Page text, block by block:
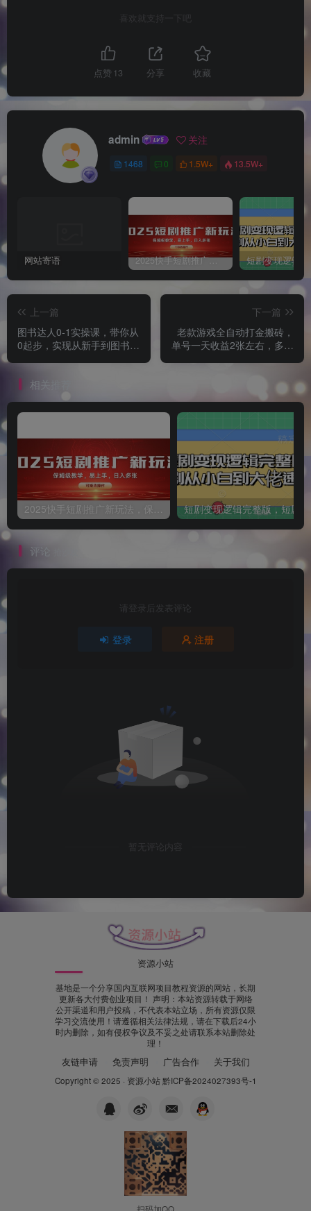
喜欢就支持一下吧
点赞 13 分享 收藏
admin 关注
1468 0 1.5W+ 13.5W+
网站寄语 2025快手短剧推广新玩法，保姆级教学，日入多张，可矩阵操作
上一篇
图书达人0-1实操课，带你从
0起步，实现从新手到图书达
下一篇
老款游戏全自动打金搬砖，
单号一天收益2张左右，多号
相关推荐
2025快手短剧推广新玩法，保姆级教学，日入多张，可矩阵操作
评论
请登录后发表评论
登录 注册
暂无评论内容
资源小站
基地是一个分享国内互联网项目教程资源的网站，长期
更新各大付费创业项目！ 声明：本站资源转载于网络
公开渠道和用户投稿，不代表本站立场，所有资源仅限
学习交流使用！请遵循相关法律法规，请在下载后24小
时内删除，如有侵权争议及不妥之处请联系本站删除处
理！
友链申请 免责声明 广告合作 关于我们
Copyright © 2025 · 资源小站 黔ICP备2024027393号-1